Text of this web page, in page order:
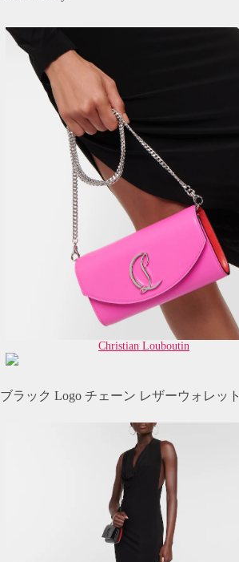
Christian Louboutin
ブラック Logo チェーン レザーウォレット